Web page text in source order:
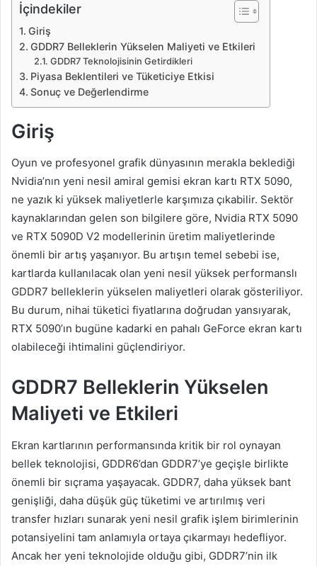
e
İçindekiler
Giriş
GDDR7 Belleklerin Yükselen Maliyeti ve Etkileri
GDDR7 Teknolojisinin Getirdikleri
Piyasa Beklentileri ve Tüketiciye Etkisi
Sonuç ve Değerlendirme
Giriş
Oyun ve profesyonel grafik dünyasının merakla beklediği
Nvidia’nın yeni nesil amiral gemisi ekran kartı RTX 5090,
ne yazık ki yüksek maliyetlerle karşımıza çıkabilir. Sektör
kaynaklarından gelen son bilgilere göre, Nvidia RTX 5090
ve RTX 5090D V2 modellerinin üretim maliyetlerinde
önemli bir artış yaşanıyor. Bu artışın temel sebebi ise,
kartlarda kullanılacak olan yeni nesil yüksek performanslı
GDDR7 belleklerin yükselen maliyetleri olarak gösteriliyor.
Bu durum, nihai tüketici fiyatlarına doğrudan yansıyarak,
RTX 5090’ın bugüne kadarki en pahalı GeForce ekran kartı
olabileceği ihtimalini güçlendiriyor.
GDDR7 Belleklerin Yükselen
Maliyeti ve Etkileri
Ekran kartlarının performansında kritik bir rol oynayan
bellek teknolojisi, GDDR6’dan GDDR7’ye geçişle birlikte
önemli bir sıçrama yaşayacak. GDDR7, daha yüksek bant
genişliği, daha düşük güç tüketimi ve artırılmış veri
transfer hızları sunarak yeni nesil grafik işlem birimlerinin
potansiyelini tam anlamıyla ortaya çıkarmayı hedefliyor.
Ancak her yeni teknolojide olduğu gibi, GDDR7’nin ilk